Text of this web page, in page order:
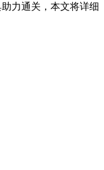
力通关，本文将详细